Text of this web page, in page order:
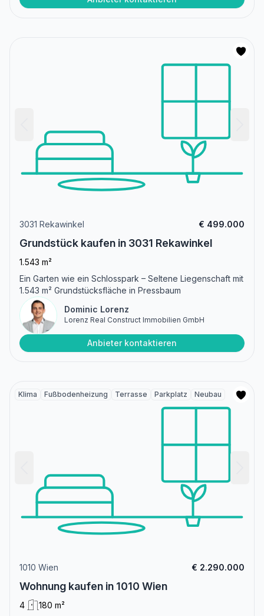
3031 Rekawinkel € 499.000
Grundstück kaufen in 3031 Rekawinkel
1.543 m²
Ein Garten wie ein Schlosspark – Seltene Liegenschaft mit
1.543 m² Grundstücksfläche in Pressbaum
Dominic Lorenz
Lorenz Real Construct Immobilien GmbH
Anbieter kontaktieren
Klima Fußbodenheizung Terrasse Parkplatz Neubau
1010 Wien € 2.290.000
Wohnung kaufen in 1010 Wien
4
180 m²